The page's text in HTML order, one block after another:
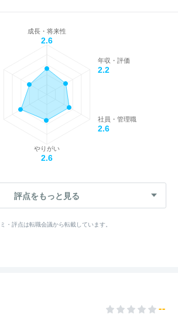
成長・将来性
2.6
年収・評価
2.2
社員・管理職
2.6
やりがい
2.6
評点をもっと見る
・評点は転職会議から転載しています。
--